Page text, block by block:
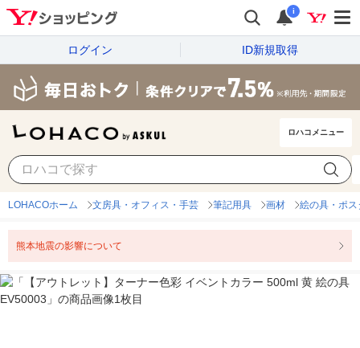
i
ログイン ID新規取得
ロハコメニュー
LOHACOホーム 文房具・オフィス・手芸 筆記用具 画材 絵の具・ポ
熊本地震の影響について